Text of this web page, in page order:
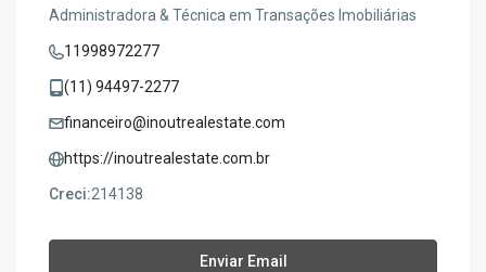
Administradora & Técnica em Transações Imobiliárias
11998972277
(11) 94497-2277
financeiro@inoutrealestate.com
https://inoutrealestate.com.br
Creci:214138
Enviar Email